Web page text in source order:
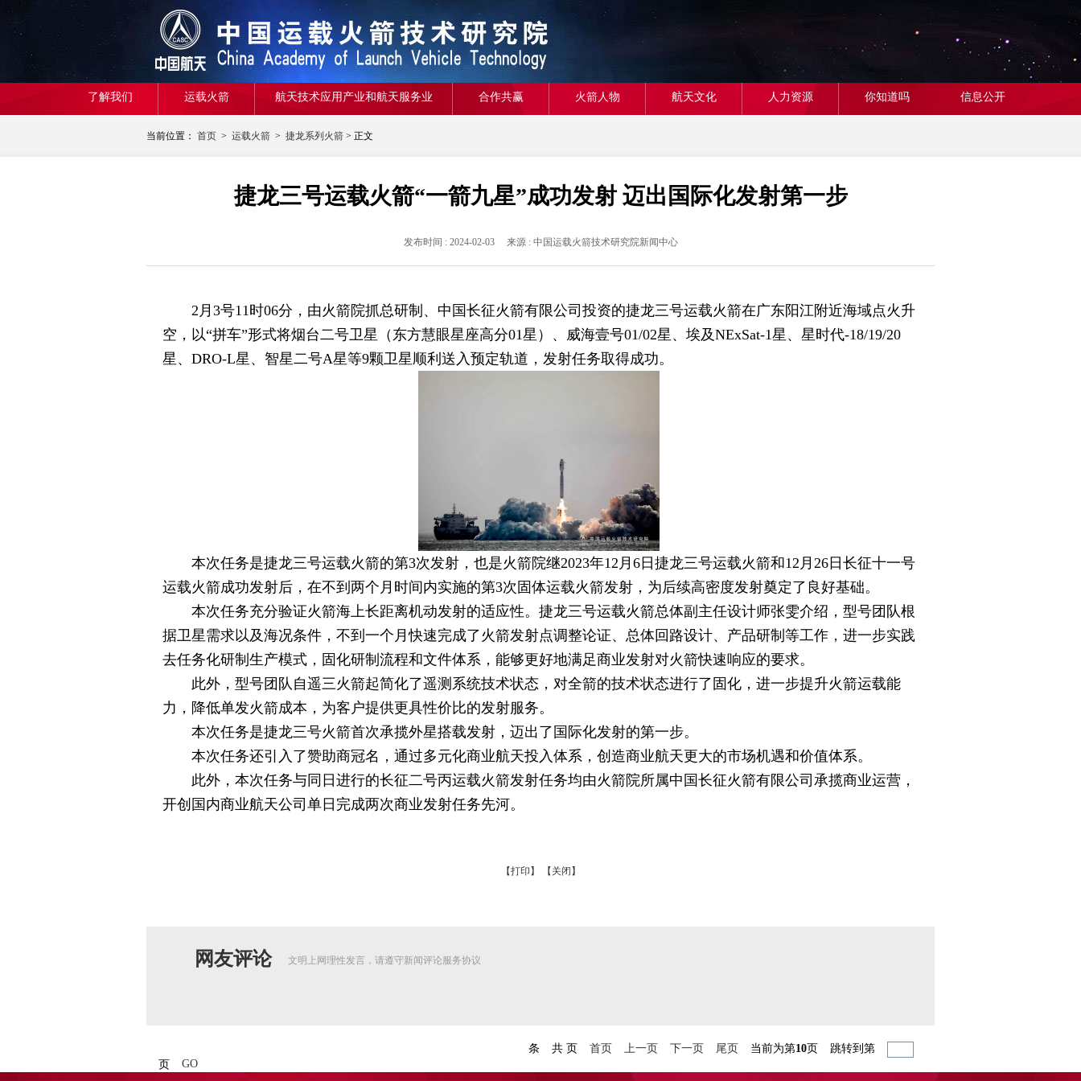
了解我们 运载火箭 航天技术应用产业和航天服务业 合作共赢 火箭人物 航天文化 人力资源 你知道吗 信息公开
当前位置： 首页 > 运载火箭 > 捷龙系列火箭 > 正文
捷龙三号运载火箭“一箭九星”成功发射 迈出国际化发射第一步
发布时间 : 2024-02-03 来源 : 中国运载火箭技术研究院新闻中心
2月3号11时06分，由火箭院抓总研制、中国长征火箭有限公司投资的捷龙三号运载火箭在广东阳江附近海域点火升
空，以“拼车”形式将烟台二号卫星（东方慧眼星座高分01星）、威海壹号01/02星、埃及NExSat-1星、星时代-18/19/20
星、DRO-L星、智星二号A星等9颗卫星顺利送入预定轨道，发射任务取得成功。
本次任务是捷龙三号运载火箭的第3次发射，也是火箭院继2023年12月6日捷龙三号运载火箭和12月26日长征十一号
运载火箭成功发射后，在不到两个月时间内实施的第3次固体运载火箭发射，为后续高密度发射奠定了良好基础。
本次任务充分验证火箭海上长距离机动发射的适应性。捷龙三号运载火箭总体副主任设计师张雯介绍，型号团队根
据卫星需求以及海况条件，不到一个月快速完成了火箭发射点调整论证、总体回路设计、产品研制等工作，进一步实践
去任务化研制生产模式，固化研制流程和文件体系，能够更好地满足商业发射对火箭快速响应的要求。
此外，型号团队自遥三火箭起简化了遥测系统技术状态，对全箭的技术状态进行了固化，进一步提升火箭运载能
力，降低单发火箭成本，为客户提供更具性价比的发射服务。
本次任务是捷龙三号火箭首次承揽外星搭载发射，迈出了国际化发射的第一步。
本次任务还引入了赞助商冠名，通过多元化商业航天投入体系，创造商业航天更大的市场机遇和价值体系。
此外，本次任务与同日进行的长征二号丙运载火箭发射任务均由火箭院所属中国长征火箭有限公司承揽商业运营，
开创国内商业航天公司单日完成两次商业发射任务先河。
【打印】 【关闭】
网友评论 文明上网理性发言，请遵守新闻评论服务协议
条 共 页 首页 上一页 下一页 尾页 当前为第10页
跳转到第
页
GO